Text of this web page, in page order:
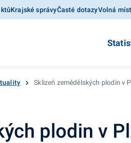
Krajské správyČasté dotazyVolná
Sklizeň zemědělských plodin v
plodin v